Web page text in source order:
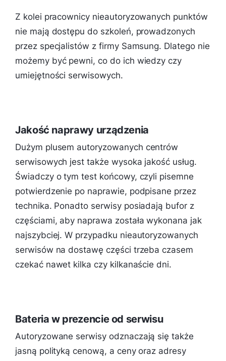
Z kolei pracownicy nieautoryzowanych punktów
nie mają dostępu do szkoleń, prowadzonych
przez specjalistów z firmy Samsung. Dlatego nie
możemy być pewni, co do ich wiedzy czy
umiejętności serwisowych.
Jakość naprawy urządzenia
Dużym plusem autoryzowanych centrów
serwisowych jest także wysoka jakość usług.
Świadczy o tym test końcowy, czyli pisemne
potwierdzenie po naprawie, podpisane przez
technika. Ponadto serwisy posiadają bufor z
częściami, aby naprawa została wykonana jak
najszybciej. W przypadku nieautoryzowanych
serwisów na dostawę części trzeba czasem
czekać nawet kilka czy kilkanaście dni.
Bateria w prezencie od serwisu
Autoryzowane serwisy odznaczają się także
jasną polityką cenową, a ceny oraz adresy